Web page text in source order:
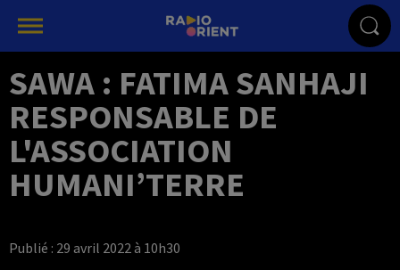
SAWA : FATIMA SANHAJI
RESPONSABLE DE
L'ASSOCIATION
HUMANI’TERRE
Publié : 29 avril 2022 à 10h30